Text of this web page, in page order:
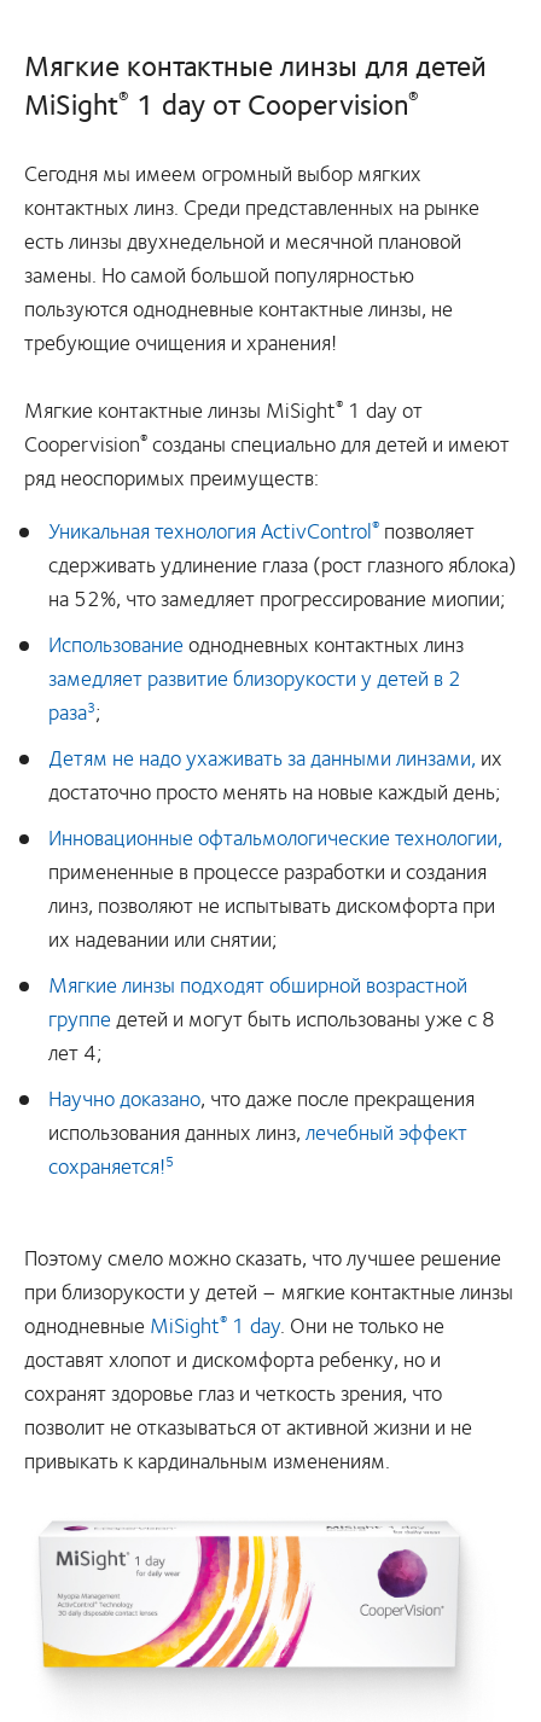
Мягкие контактные линзы для детей
MiSight® 1 dayот Coopervision®
Сегодня мы имеем огромный выбор мягких
контактных линз. Среди представленных на рынке
есть линзы двухнедельной и месячной плановой
замены. Но самой большой популярностью
пользуются однодневные контактные линзы, не
требующие очищения и хранения!
Мягкие контактные линзы MiSight® 1 dayот
Coopervision® созданы специально для детей и имеют
ряд неоспоримых преимуществ:
Уникальная технология ActivControl® позволяет
сдерживать удлинение глаза (рост глазного яблока)
на 52%, что замедляет прогрессирование миопии;
Использованиеоднодневных контактных линз
замедляет развитие близорукости у детей в 2
раза3;
Детям не надо ухаживать за данными линзами, их
достаточно просто менять на новые каждый день;
Инновационные офтальмологические технологии,
примененные в процессе разработки и создания
линз, позволяют не испытывать дискомфорта при
их надевании или снятии;
Мягкие линзы подходят обширной возрастной
группедетей и могут быть использованы уже с 8
лет 4;
Научно доказано, что даже после прекращения
использования данных линз,лечебный эффект
сохраняется!5
Поэтому смело можно сказать, что лучшее решение
при близорукости у детей – мягкие контактные линзы
однодневныеMiSight® 1 day. Они не только не
доставят хлопот и дискомфорта ребенку, но и
сохранят здоровье глаз и четкость зрения, что
позволит не отказываться от активной жизни и не
привыкать к кардинальным изменениям.